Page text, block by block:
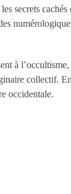
secrets
à
collectif.
occidentale.